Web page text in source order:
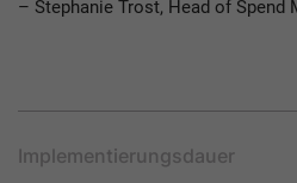
– Stephanie Trost, Head of Spend
Implementierungsdauer